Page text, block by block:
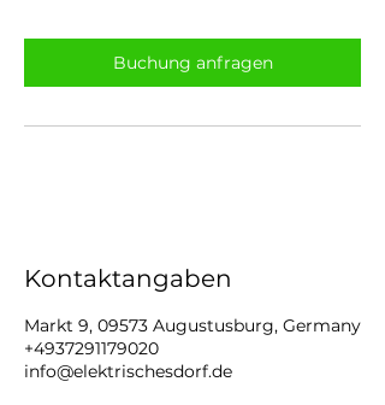
Buchung anfragen
Kontaktangaben
Markt 9, 09573 Augustusburg, Germany
+4937291179020
info@elektrischesdorf.de